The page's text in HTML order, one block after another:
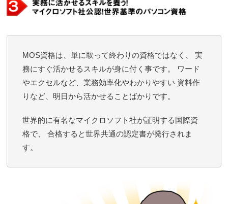
MOS資格は、単に取って終わりの資格ではなく、 実
務にすぐ活かせるスキルが身に付く事です。 ワード
やエクセルなど、業務効率化やわかりやすい 資料作
りなど、明日から活かせることばかりです。
世界的に有名なマイクロソフト社が証明する国際資
格で、 合格すると世界共通の認定書が発行されま
す。